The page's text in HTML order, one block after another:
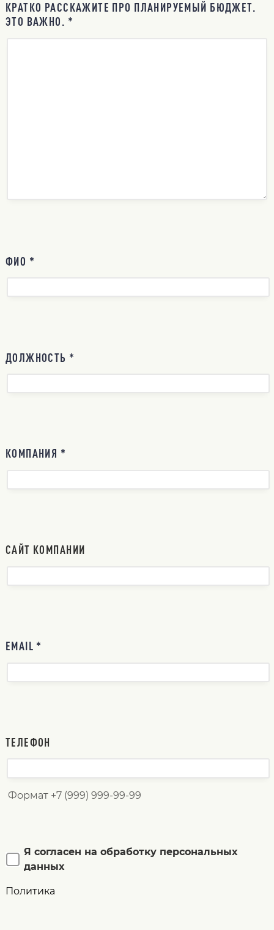
КРАТКО РАССКАЖИТЕ ПРО ПЛАНИРУЕМЫЙ БЮДЖЕТ.
ЭТО ВАЖНО. *
ФИО *
ДОЛЖНОСТЬ *
КОМПАНИЯ *
САЙТ КОМПАНИИ
EMAIL *
ТЕЛЕФОН
Формат +7 (999) 999-99-99
Я согласен на обработку персональных
данных
Политика